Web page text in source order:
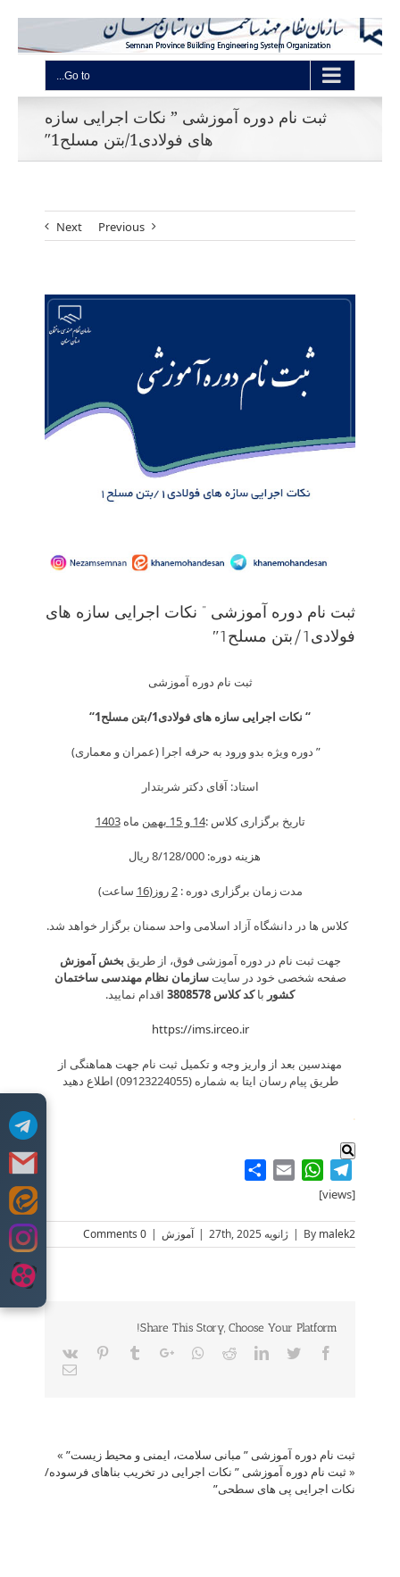
to
content
Go to...
ثبت نام دوره آموزشی ” نکات اجرایی سازه
های فولادی1/بتن مسلح1″
Previous
Next
View
ثبت نام دوره آموزشی ” نکات اجرایی سازه های
فولادی1/بتن مسلح1″
ثبت نام دوره آموزشی
“ نکات اجرایی سازه های فولادی1/بتن مسلح1 “
” دوره ویژه بدو ورود به حرفه اجرا (عمران و معماری)
استاد: آقای دکتر شربتدار
تاریخ برگزاری کلاس :14 و 15 بهمن ماه1403
هزینه دوره: 8/128/000 ريال
مدت زمان برگزاری دوره :2روز(16 ساعت)
کلاس ها در دانشگاه آزاد اسلامی واحد سمنان برگزار خواهد شد.
جهت ثبت نام در دوره آموزشی فوق، از طریق بخش آموزش
صفحه شخصی خود در سایتسازمان نظام مهندسی ساختمان
کشور باکد کلاس 38085 78 اقدام نمایید.
https://ims.irceo.ir
مهندسین بعد از واریز وجه و تکمیل ثبت نام جهت هماهنگی از
طریق پیام رسان ایتا به شماره (09123224055) اطلاع دهید
.
Telegram
WhatsApp
Email
[views]
By malek2
| ژانویه 27th, 2025 | آموزش |
0 Comments
Share This Story, Choose Your Platform!
Facebook
Twitter
LinkedIn
Reddit
Whatsapp
Google+
Tumblr
Pinterest
Vk
Email
ثبت نام دوره آموزشی ” مبانی سلامت، ایمنی و محیط زیست” »
«ثبت نام دوره آموزشی ” نکات اجرایی در تخریب بناهای فرسوده/
نکات اجرایی پی های سطحی”